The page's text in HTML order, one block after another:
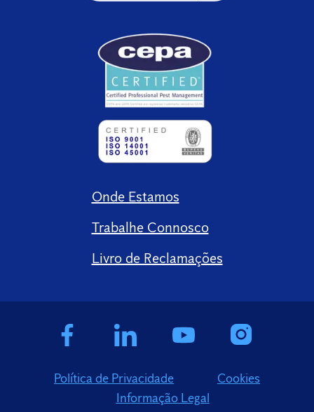
Onde Estamos
Trabalhe Connosco
Livro de Reclamações
Política de Privacidade
Cookies
Informação Legal